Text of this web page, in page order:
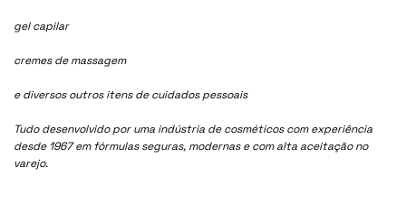
gel capilar
cremes de massagem
e diversos outros itens de cuidados pessoais
Tudo desenvolvido por uma indústria de cosméticos com experiência
desde 1967 em fórmulas seguras, modernas e com alta aceitação no
varejo.